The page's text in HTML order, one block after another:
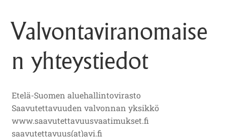
Valvontaviranomaise
n yhteystiedot
Etelä-Suomen aluehallintovirasto
Saavutettavuuden valvonnan yksikkö
www.saavutettavuusvaatimukset.fi
saavutettavuus(at)avi.fi